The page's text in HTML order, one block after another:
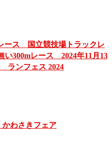
ース 国立競技場トラックレ
300mレース 2024年11月13
ンフェス 2024
かわさきフェア